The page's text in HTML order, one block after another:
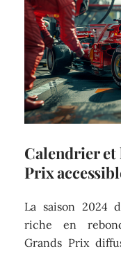
Calendrier et
Prix
La saison 2024
riche en
Grands Prix